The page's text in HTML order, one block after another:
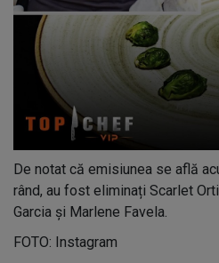
De notat că emisiunea se află
rând, au fost eliminați Scarlet
Garcia și Marlene Favela.
FOTO: Instagram